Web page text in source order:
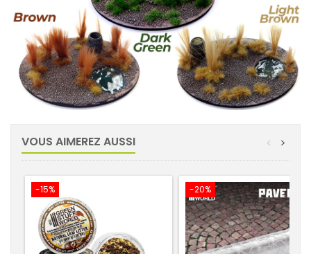
VOUS AIMEREZ AUSSI >
<
-15% -20%